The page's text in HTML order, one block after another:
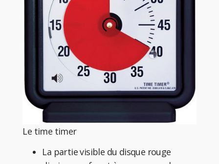
Le time timer
La partie visible du disque rouge